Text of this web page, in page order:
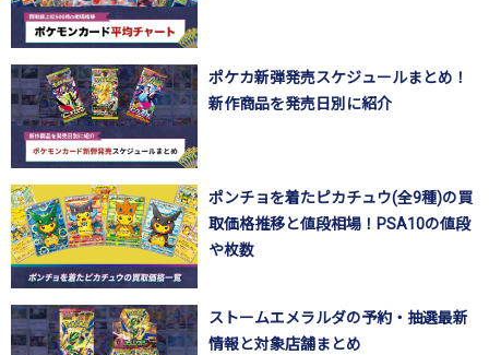
ポケカ新弾発売スケジュールまとめ！
新作商品を発売日別に紹介
ポンチョを着たピカチュウ(全9種)の買
取価格推移と値段相場！PSA10の値段
や枚数
ストームエメラルダの予約・抽選最新
情報と対象店舗まとめ